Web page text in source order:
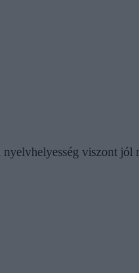
viszont